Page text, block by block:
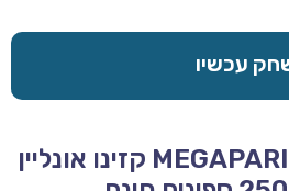
עכשיו
MEGAPARI CASINO – 2026 קזינו אונליין